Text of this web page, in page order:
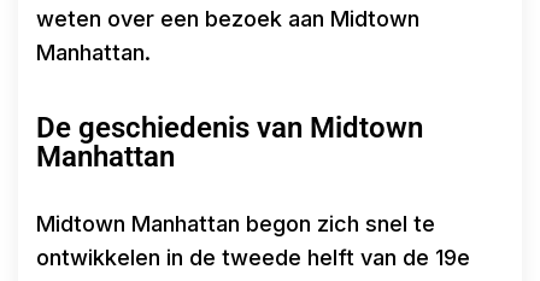
weten over een bezoek aan Midtown
Manhattan.
De geschiedenis van Midtown
Manhattan
Midtown Manhattan begon zich snel te
ontwikkelen in de tweede helft van de 19e